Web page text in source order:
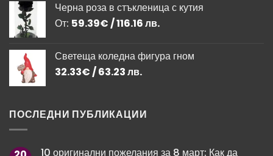
Черна роза в стъкленица с кутия
От: 59.39€/ 116.16 лв.
Светеща коледна фигура гном
32.33€/ 63.23 лв.
ПОСЛЕДНИ ПУБЛИКАЦИИ
10 оригинални пожелания за 8 март: Как да